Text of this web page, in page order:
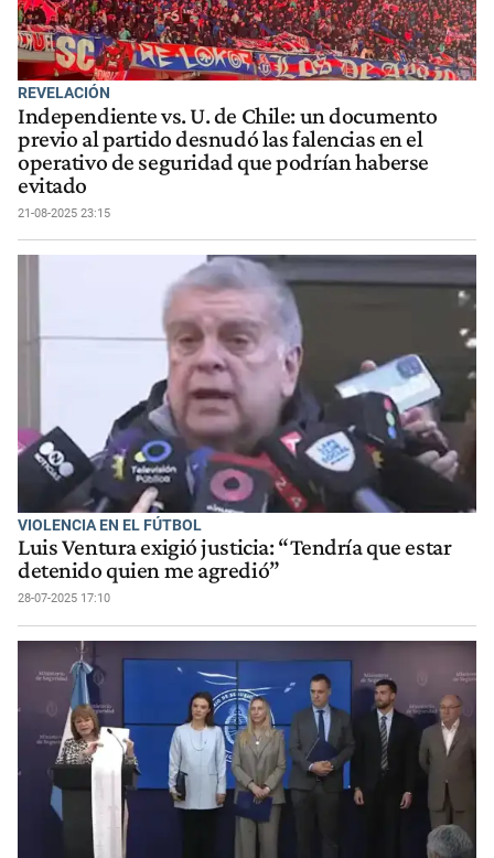
REVELACIÓN
Independiente vs. U. de Chile: un documento
previo al partido desnudó las falencias en el
operativo de seguridad que podrían haberse
evitado
21-08-2025 23:15
VIOLENCIA EN EL FÚTBOL
Luis Ventura exigió justicia: “Tendría que estar
detenido quien me agredió”
28-07-2025 17:10